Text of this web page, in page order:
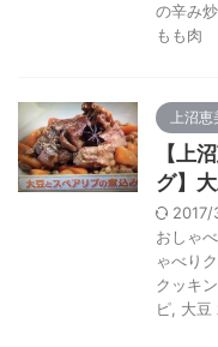
の辛み
もも肉
上沼
【上
グ】
おしゃ
ゃべり
クッキ
ピ 大豆